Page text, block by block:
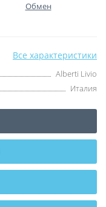
Обмен
Все характеристики
Alberti Livio
Италия